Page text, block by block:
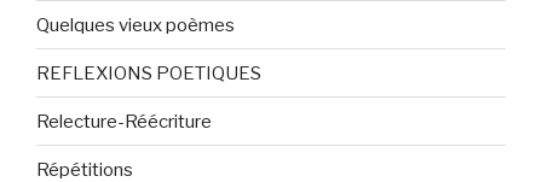
Quelques vieux poèmes
REFLEXIONS POETIQUES
Relecture-Réécriture
Répétitions